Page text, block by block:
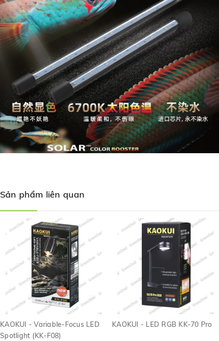
Sản phẩm liên quan
KAOKUI - Variable-Focus LED
Spotlight (KK-F08)
KAOKUI - LED RGB KK-70 Pro